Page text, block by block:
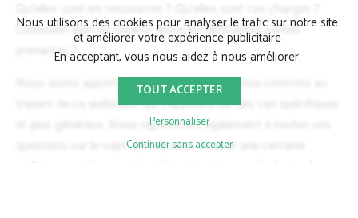
Comment bien les répartir entre les différentes parties
prenantes ?
Nous avons apporté des éléments de réponse concrets au
travers de ce webinaire qui s'appuiera sur des cas spécifiques
et plus généraux. Nous répondrons également à toutes vos
questions sur le sujet afin de vous assurer une certaine
Nous utilisons des cookies pour analyser le trafic sur notre site
et améliorer votre expérience publicitaire
En acceptant, vous nous aidez à nous améliorer.
TOUT ACCEPTER
Personnaliser
Continuer sans accepter